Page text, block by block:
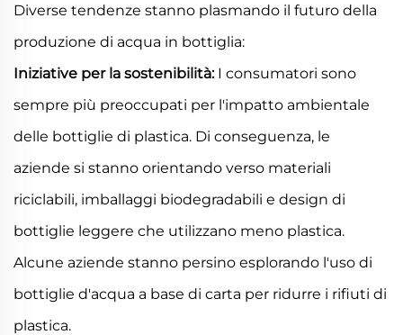
Diverse tendenze stanno plasmando il futuro della
produzione di acqua in bottiglia:
Iniziative per la sostenibilità: I consumatori sono
sempre più preoccupati per l'impatto ambientale
delle bottiglie di plastica. Di conseguenza, le
aziende si stanno orientando verso materiali
riciclabili, imballaggi biodegradabili e design di
bottiglie leggere che utilizzano meno plastica.
Alcune aziende stanno persino esplorando l'uso di
bottiglie d'acqua a base di carta per ridurre i rifiuti di
plastica.